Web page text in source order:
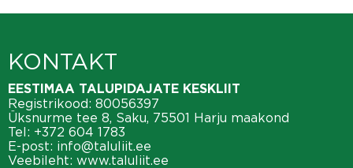
KONTAKT
EESTIMAA TALUPIDAJATE KESKLIIT
Registrikood: 80056397
Üksnurme tee 8, Saku, 75501 Harju maakond
Tel: +372 604 1783
E-post: info@taluliit.ee
Veebileht: www.taluliit.ee